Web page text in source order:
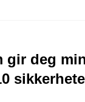
gir deg